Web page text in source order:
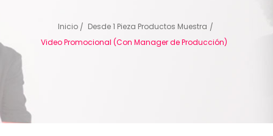
Inicio
Desde 1 Pieza Productos Muestra
Video Promocional (Con Manager de Producción)